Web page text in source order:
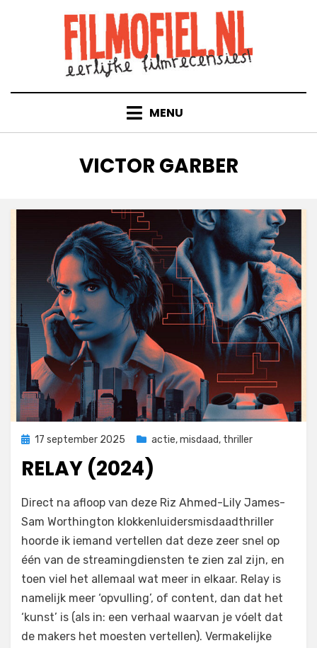
MENU
TAG
:
VICTOR GARBER
Geplaatst
17 september 2025 actie,misdaad, thriller
RELAY (2024)
door Filmofiel.nl
Direct na afloop van deze Riz Ahmed-Lily James-
Sam Worthington klokkenluidersmisdaadthriller
hoorde ik iemand vertellen dat deze zeer snel op
één van de streamingdiensten te zien zal zijn, en
toen viel het allemaal wat meer in elkaar. Relay is
namelijk meer ‘opvulling’, of content, dan dat het
‘kunst’ is (als in: een verhaal waarvan je vóelt dat
de makers het moesten vertellen). Vermakelijke